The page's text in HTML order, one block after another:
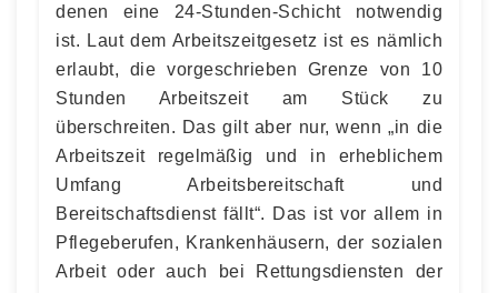
denen eine 24-Stunden-Schicht notwendig
ist. Laut dem Arbeitszeitgesetz ist es nämlich
erlaubt, die vorgeschrieben Grenze von 10
Stunden Arbeitszeit am Stück zu
überschreiten. Das gilt aber nur, wenn „in die
Arbeitszeit regelmäßig und in erheblichem
Umfang Arbeitsbereitschaft und
Bereitschaftsdienst fällt“. Das ist vor allem in
Pflegeberufen, Krankenhäusern, der sozialen
Arbeit oder auch bei Rettungsdiensten der